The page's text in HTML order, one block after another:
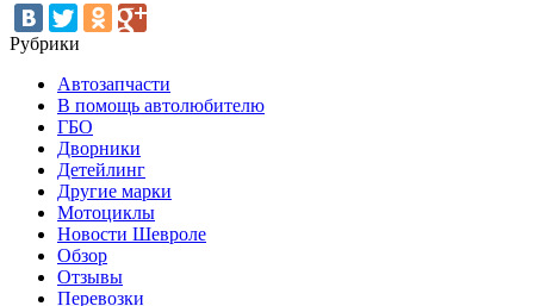
Рубрики
Автозапчасти
В помощь автолюбителю
ГБО
Дворники
Детейлинг
Другие марки
Мотоциклы
Новости Шевроле
Обзор
Отзывы
Перевозки